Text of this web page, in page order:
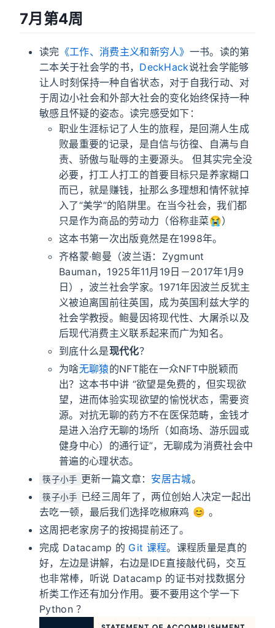
7月第4周
读完 《工作、消费主义和新穷人》 一书。读的第
二本关于社会学的书， DeckHack说社会学能够
让人时刻保持一种自省状态，对于自我行动、对
于周边小社会和外部大社会的变化始终保持一种
敏感且怀疑的姿态​。读完感受如下：
职业生涯标记了人生的旅程，是回溯人生成
败最重要的记录，是自信与彷徨、自满与自
责、骄傲与耻辱的主要源头。 但其实完全没
必要，打工人打工的首要目标只是养家糊口
而已，就是赚钱，扯那么多理想和情怀就掉
入了“美学”的陷阱里。在当今社会，我们都
只是作为商品的劳动力（俗称韭菜😭）
这本书第一次出版竟然是在1998年。
齐格蒙·鲍曼（波兰语：Zygmunt
Bauman，1925年11月19日－2017年1月9
日），波兰社会学家。1971年因波兰反犹主
义被迫离国前往英国，成为英国利兹大学的
社会学教授。鲍曼因将现代性、大屠杀以及
后现代消费主义联系起来而广为知名。
到底什么是现代化？
为啥无聊猿的NFT能在一众NFT中脱颖而
出？这本书中讲 “欲望是免费的，但实现欲
望，进而体验实现欲望的愉悦状态，需要资
源。对抗无聊的药方不在医保范畴，金钱才
是进入治疗无聊的场所（如商场、游乐园或
健身中心）的通行证”，无聊成为消费社会中
普遍的心理状态。
筷子小手 更新一篇文章： 安居古城。
筷子小手 已经三周年了，两位创始人决定一起出
去吃一顿，最后我们选择吃椒麻鸡 😊 。
这周把老家房子的按揭提前还了。
完成 Datacamp 的 Git 课程。课程质量是真的
好，左边是讲解，右边是IDE直接敲代码，交互
也非常棒，听说 Datacamp 的证书对找数据分
析类工作还有加分作用。要不要用这个学一下
Python ？